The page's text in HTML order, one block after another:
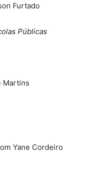
Furtado
Públicas
Martins
Yane Cordeiro